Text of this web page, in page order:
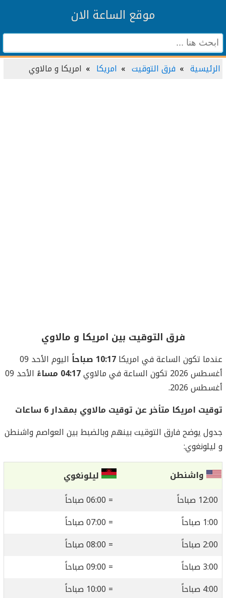
موقع الساعة الان
الرئيسية فرق التوقيت امريكا امريكا و مالاوي
فرق التوقيت بين امريكا و مالاوي
عندما تكون الساعة في امريكا10:17 صباحاً
اليوم الأحد 09
أغسطس 2026 تكون الساعة في مالاوي
04:17 مساءً
الأحد 09
أغسطس 2026.
توقيت امريكا متأخر عن توقيت مالاوي بمقدار 6 ساعات
جدول يوضح فارق التوقيت بينهم وبالضبط بين العواصم واشنطن
و ليلونغوي:
واشنطن
ليلونغوي
12:00 صباحاً
= 06:00 صباحاً
1:00 صباحاً
= 07:00 صباحاً
2:00 صباحاً
= 08:00 صباحاً
3:00 صباحاً
= 09:00 صباحاً
4:00 صباحاً
= 10:00 صباحاً